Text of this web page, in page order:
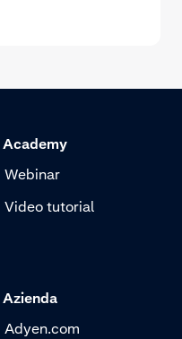
Academy
Webinar
Video tutorial
Azienda
Adyen.com